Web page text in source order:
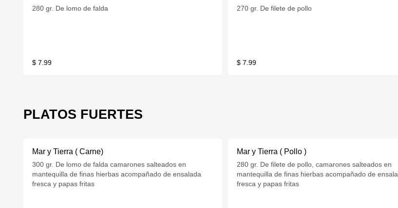
280 gr. De lomo de falda
$ 7.99
270 gr. De filete de pollo
$ 7.99
PLATOS FUERTES
Mar y Tierra ( Carne)
300 gr. De lomo de falda camarones salteados en
mantequilla de finas hierbas acompañado de ensalada
fresca y papas fritas
Mar y Tierra ( Pollo )
280 gr. De filete de pollo, camarones salteados en
mantequilla de finas hierbas acompañado de
fresca y papas fritas